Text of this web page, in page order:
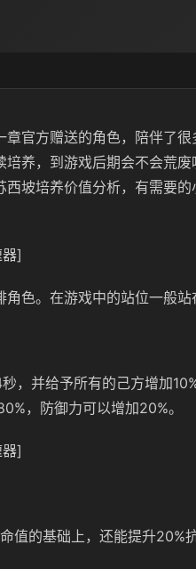
官方赠送的角色，陪伴了很
养，到游戏后期会不会荒
坡培养价值分析，有需要
]
色。在游戏中的站位一般站
，并给予所有的己方增加
，防御力可以增加20%。
]
值的基础上，还能提升20%抗